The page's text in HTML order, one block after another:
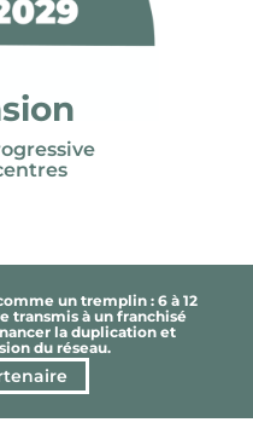
un tremplin : 6 à 12
transmis à un franchisé
la duplication et
du réseau.